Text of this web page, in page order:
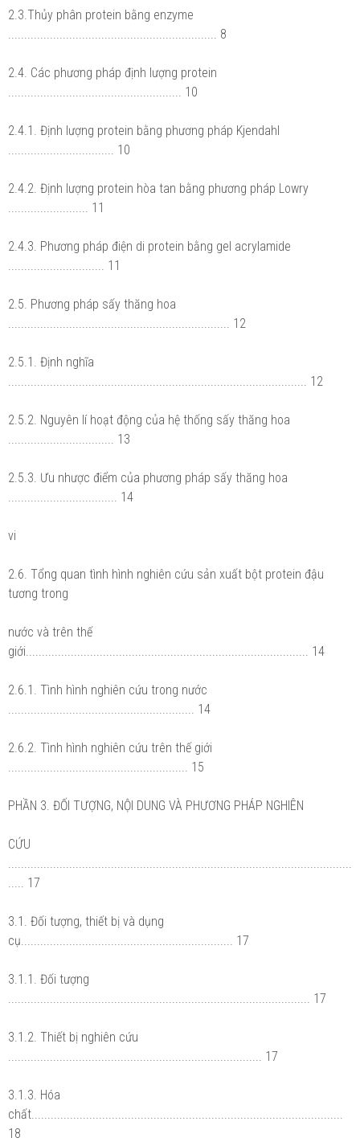
2.3.Thủy phân protein bằng enzyme
................................................................. 8
2.4. Các phương pháp định lượng protein
...................................................... 10
2.4.1. Định lượng protein bằng phương pháp Kjendahl
................................. 10
2.4.2. Định lượng protein hòa tan bằng phương pháp Lowry
......................... 11
2.4.3. Phương pháp điện di protein bằng gel acrylamide
.............................. 11
2.5. Phương pháp sấy thăng hoa
..................................................................... 12
2.5.1. Định nghĩa
............................................................................................. 12
2.5.2. Nguyên lí hoạt động của hệ thống sấy thăng hoa
................................. 13
2.5.3. Ưu nhược điểm của phương pháp sấy thăng hoa
.................................. 14
vi
2.6. Tổng quan tình hình nghiên cứu sản xuất bột protein đậu
tương trong
nước và trên thế
giới........................................................................................ 14
2.6.1. Tình hình nghiên cứu trong nước
.......................................................... 14
2.6.2. Tình hình nghiên cứu trên thế giới
........................................................ 15
PHẦN 3. ĐỐI TƯỢNG, NỘI DUNG VÀ PHƯƠNG PHÁP NGHIÊN
CỨU
..... 17
3.1. Đối tượng, thiết bị và dụng
cụ.................................................................. 17
3.1.1. Đối tượng
.............................................................................................. 17
3.1.2. Thiết bị nghiên cứu
............................................................................... 17
3.1.3. Hóa
chất.................................................................................................
18